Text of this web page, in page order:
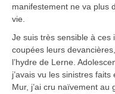
manifestement ne va plus
vie.
Je suis très sensible à ces
coupées leurs
l’hydre de Lerne.
j’avais vu les sinistres
Mur, j’ai cru naïvement au